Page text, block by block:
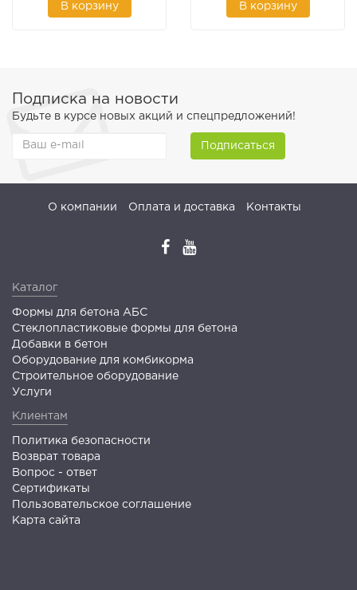
В корзину В корзину
Подписка на новости
Будьте в курсе новых акций и спецпредложений!
Подписаться
О компании Оплата и доставка Контакты
Каталог
Формы для бетона АБС
Стеклопластиковые формы для бетона
Добавки в бетон
Оборудование для комбикорма
Строительное оборудование
Услуги
Клиентам
Политика безопасности
Возврат товара
Вопрос - ответ
Сертификаты
Пользовательское соглашение
Карта сайта